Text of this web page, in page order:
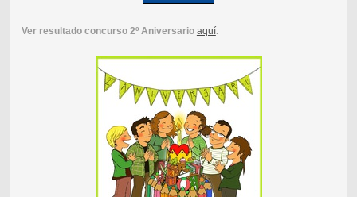
Ver resultado concurso 2º Aniversario aquí.